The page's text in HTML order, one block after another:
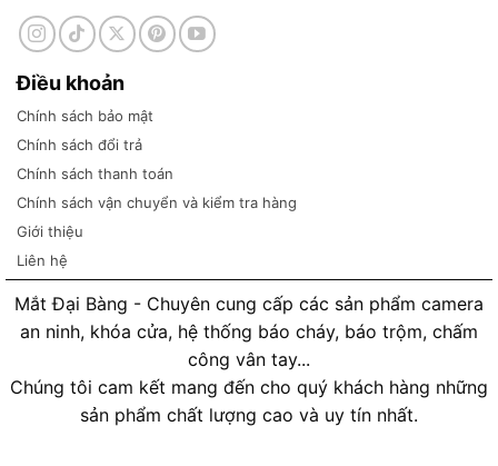
Điều khoản
Chính sách bảo mật
Chính sách đổi trả
Chính sách thanh toán
Chính sách vận chuyển và kiểm tra hàng
Giới thiệu
Liên hệ
Mắt Đại Bàng - Chuyên cung cấp các sản phẩm camera
an ninh, khóa cửa, hệ thống báo cháy, báo trộm, chấm
công vân tay...
Chúng tôi cam kết mang đến cho quý khách hàng những
sản phẩm chất lượng cao và uy tín nhất.